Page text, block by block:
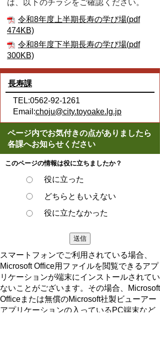
は、以下のチラシをご確認ください。
令和8年度上半期長寿の学び場(pdf
474KB)
令和8年度下半期長寿の学び場(pdf
300KB)
長寿課
TEL:0562-92-1261
Email:choju@city.toyoake.lg.jp
ページ内でお気付きの点がありましたら
各課へお知らせください
このページの情報は役に立ちましたか？
役に立った
どちらともいえない
役に立たなかった
スマートフォンでご利用されている場合、
Microsoft Office用ファイルを閲覧できるアプ
リケーションが端末にインストールされてい
ないことがございます。その場合、Microsoft
Officeまたは無償のMicrosoft社製ビューアー
アプリケーションの入っているPC端末など